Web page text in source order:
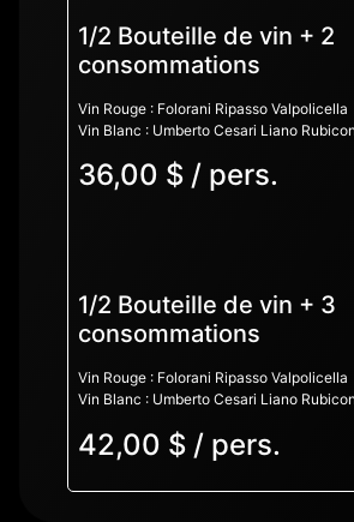
1/2 Bouteille de vin + 2
consommations
Vin Rouge : Folorani Ripasso Valpolicella
Vin Blanc : Umberto Cesari Liano
36,00 $ / pers.
1/2 Bouteille de vin + 3
consommations
Vin Rouge : Folorani Ripasso Valpolicella
Vin Blanc : Umberto Cesari Liano
42,00 $ / pers.